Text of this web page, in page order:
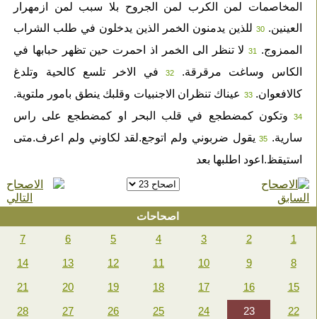
المخاصمات لمن الكرب لمن الجروح بلا سبب لمن ازمهرار
العينين. 30للذين يدمنون الخمر الذين يدخلون في طلب الشراب
الممزوج.
31لا تنظر الى الخمر اذ احمرت حين تظهر حبابها في
الكاس وساغت مرقرقة.
32في الاخر تلسع كالحية وتلدغ
كالافعوان. 33عيناك تنظران الاجنبيات وقلبك ينطق بامور ملتوية.
34وتكون كمضطجع في قلب البحر او كمضطجع على راس
سارية. 35يقول ضربوني ولم اتوجع.لقد لكاوني ولم اعرف.متى
استيقظ.اعود اطلبها بعد
اصحاحات
1
2
3
4
5
6
7
8
9
10
11
12
13
14
15
16
17
18
19
20
21
22
23
24
25
26
27
28